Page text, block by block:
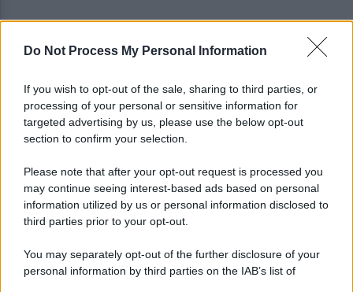
Do Not Process My Personal Information
If you wish to opt-out of the sale, sharing to third parties, or
processing of your personal or sensitive information for
targeted advertising by us, please use the below opt-out
section to confirm your selection.
Please note that after your opt-out request is processed you
may continue seeing interest-based ads based on personal
information utilized by us or personal information disclosed to
third parties prior to your opt-out.
You may separately opt-out of the further disclosure of your
personal information by third parties on the IAB’s list of
Avellino-Torino: le fotogallery del match e dei
Avellino, Nesta: "Soddisfatto, siamo a un buon
livello, ma è solo l'inizio"